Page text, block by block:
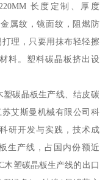
长度定制、厚度
属纹，镜面纹，阻燃防
理，只要用抹布轻轻擦
料。塑料碳晶板挤出设
碳晶板生产线、结皮碳
艾斯曼机械有限公司科
研开发与实践，技术成
生产线，占国内份额近
木塑碳晶板生产线的出口